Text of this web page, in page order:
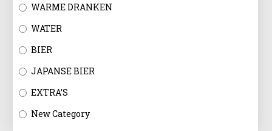
WARME DRANKEN
WATER
BIER
JAPANSE BIER
EXTRA’S
New Category